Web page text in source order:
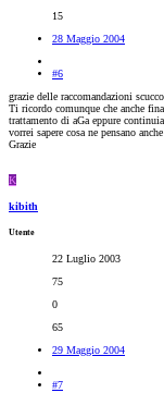
15
28 Maggio 2004
#6
grazie delle raccomandazioni
Ti ricordo comunque che anche
trattamento di aGa eppure
vorrei sapere cosa ne pensano
Grazie
K
kibith
Utente
22 Luglio 2003
75
0
65
29 Maggio 2004
#7